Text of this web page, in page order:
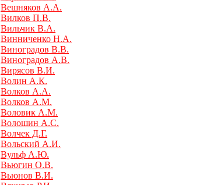
Вешняков А.А.
Вилков П.В.
Вильчик В.А.
Винниченко Н.А.
Виноградов В.В.
Виноградов А.В.
Вирясов В.И.
Волин А.К.
Волков А.А.
Волков А.М.
Воловик А.М.
Волошин А.С.
Волчек Д.Г.
Вольский А.И.
Вульф А.Ю.
Вьюгин О.В.
Вьюнов В.И.